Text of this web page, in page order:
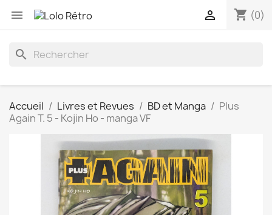
 shopping_cart (0)

search
Accueil Livres et Revues BD et Manga
Plus
Again T. 5 - Kojin Ho - manga VF